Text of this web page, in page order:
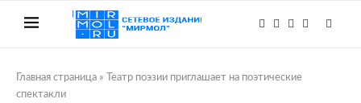
Главная страница »
Театр поэзии приглашает на поэтические
спектакли